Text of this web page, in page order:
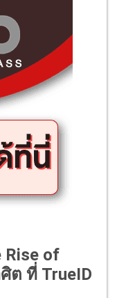
Rise of
ต ที่ TrueID